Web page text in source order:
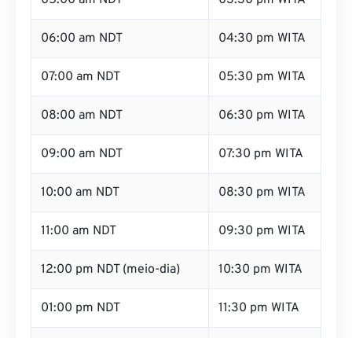
06:00 am NDT 04:30 pm WITA
07:00 am NDT 05:30 pm WITA
08:00 am NDT 06:30 pm WITA
09:00 am NDT 07:30 pm WITA
10:00 am NDT 08:30 pm WITA
11:00 am NDT 09:30 pm WITA
12:00 pm NDT (meio-dia) 10:30 pm WITA
01:00 pm NDT 11:30 pm WITA